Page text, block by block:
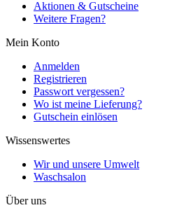
Aktionen & Gutscheine
Weitere Fragen?
Mein Konto
Anmelden
Registrieren
Passwort vergessen?
Wo ist meine Lieferung?
Gutschein einlösen
Wissenswertes
Wir und unsere Umwelt
Waschsalon
Über uns